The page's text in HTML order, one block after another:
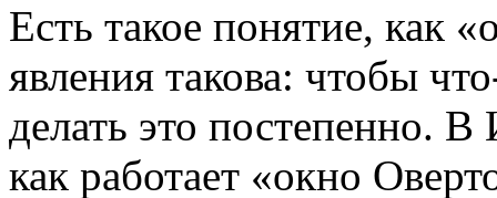
Есть такое понятие, как
явления такова: чтобы
делать это постепенно.
как работает «окно